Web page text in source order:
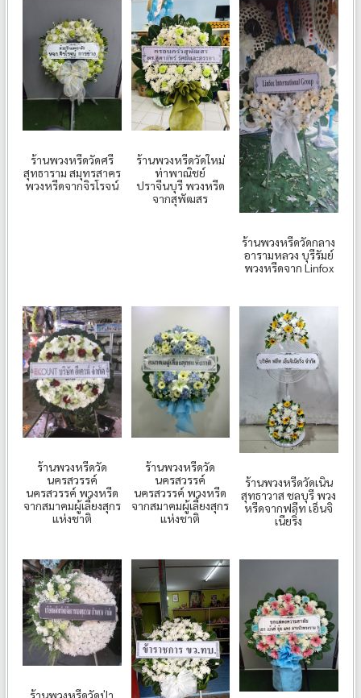
ร้านพวงหรีดวัดศรี
สุทธาราม สมุทรสาคร
พวงหรีดจากจิรโรจน์
ร้านพวงหรีดวัดใหม่
ท่าพาณิชย์
ปราจีนบุรี พวงหรีด
จากสุพัฒสร
ร้านพวงหรีดวัดกลาง
อารามหลวง บุรีรัมย์
พวงหรีดจาก Linfox
ร้านพวงหรีดวัด
นครสวรรค์
นครสวรรค์ พวงหรีด
จากสมาคมผู้เลี้ยงสุกร
แห่งชาติ
ร้านพวงหรีดวัด
นครสวรรค์
นครสวรรค์ พวงหรีด
จากสมาคมผู้เลี้ยงสุกร
แห่งชาติ
ร้านพวงหรีดวัดเนิน
สุทธาวาส ชลบุรี พวง
หรีดจากฟลีท เอ็นจิ
เนียริ่ง
ร้านพวงหรีดวัดป่า